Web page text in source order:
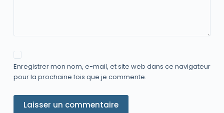
Enregistrer mon nom, e-mail, et site web dans ce navigateur
pour la prochaine fois que je commente.
Laisser un commentaire